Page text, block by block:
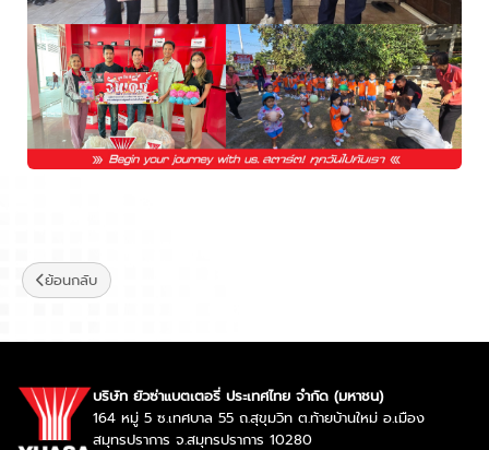
ย้อนกลับ
บริษัท ยัวซ่าแบตเตอรี่ ประเทศไทย จำกัด (มหาชน)
164 หมู่ 5 ซ.เทศบาล 55 ถ.สุขุมวิท ต.ท้ายบ้านใหม่ อ.เมือง
สมุทรปราการ จ.สมุทรปราการ 10280